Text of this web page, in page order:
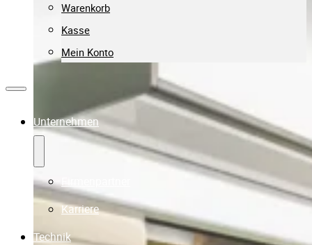
Warenkorb
Kasse
Mein Konto
Unternehmen
Karriere
Technik